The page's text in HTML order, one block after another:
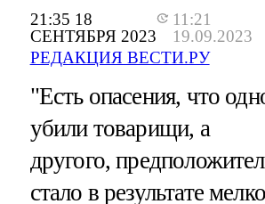
21:35 18
СЕНТЯБРЯ 2023
11:21
19.09.2023
РЕДАКЦИЯ ВЕСТИ.РУ
"Есть опасения, что
убили товарищи, а
другого,
стало в результате